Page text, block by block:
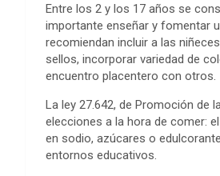
Entre los 2 y los 17 años se
importante enseñar y fomentar
recomiendan incluir a las
sellos, incorporar variedad de
encuentro placentero con otros.
La ley 27.642, de Promoción de
elecciones a la hora de comer:
en sodio, azúcares o
entornos educativos.